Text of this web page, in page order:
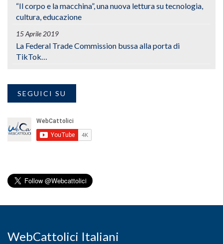
“Il corpo e la macchina”, una nuova lettura su tecnologia,
cultura, educazione
15 Aprile 2019
La Federal Trade Commission bussa alla porta di
TikTok…
SEGUICI SU
WebCattolici Italiani